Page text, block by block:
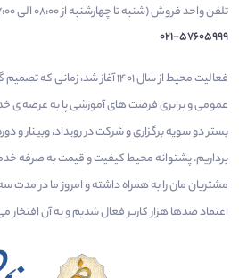
تلفن واحد فروش (شنبه تا چهارشنبه از 08:00 الی 17:00)
021-57605999
فعالیت محیط از سال 1401 آغاز شد،
عمومی و برابری فرصت های آموزشی پا به عرصه ی
بستر دو سویه برگزاری و شرکت در رویداد، وبینار
برداریم. پشتوانه محیط کیفیت و قیمت به صرفه
مشتریان مان را به همراه داشته و امروز ما در
اعتماد صدها هزار کاربر فعال شدیم و به آن افتخار